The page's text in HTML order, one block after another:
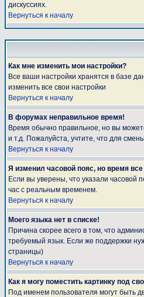
дискуссиях.
Вернуться к началу
Как мне изменить мои настройки?
Все ваши настройки хранятся в базе
изменить все свои настройки
Вернуться к началу
В форумах неправильное время!
Время обычно правильное, но вы
и т.д. Пожалуйста, учтите, что для
Вернуться к началу
Я изменил часовой пояс, но время
Если вы уверены, что указали часовой
час с реальным временем.
Вернуться к началу
Моего языка нет в списке!
Причина скорее всего в том, что
требуемый язык. Если же поддержки
страницы)
Вернуться к началу
Как я могу поместить картинку под
Под именем пользователя могут быть